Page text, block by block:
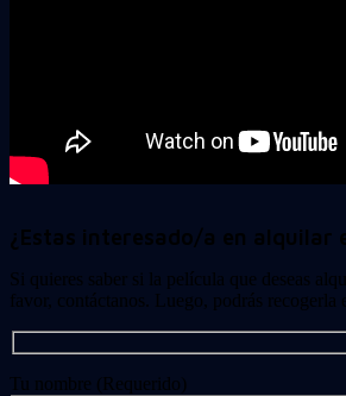
¿Estas interesado/a en alquilar
Si quieres saber si la película que deseas
favor, contáctanos. Luego, podrás recogerla
Tu nombre (Requerido)